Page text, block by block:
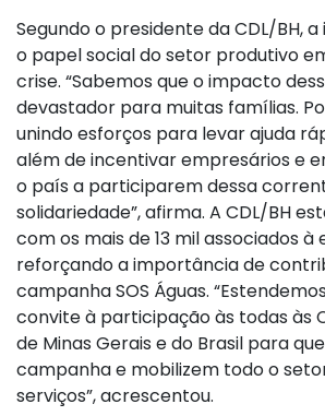
Segundo o presidente da CDL/BH,
o papel social do setor produtivo
crise. “Sabemos que o impacto
devastador para muitas famílias.
unindo esforços para levar ajuda
além de incentivar empresários e
o país a participarem dessa
solidariedade”, afirma. A CDL/BH
com os mais de 13 mil associados à
reforçando a importância de
campanha SOS Águas.
convite à participação às todas às
de Minas Gerais e do Brasil para
campanha e mobilizem todo o
serviços”, acrescentou.